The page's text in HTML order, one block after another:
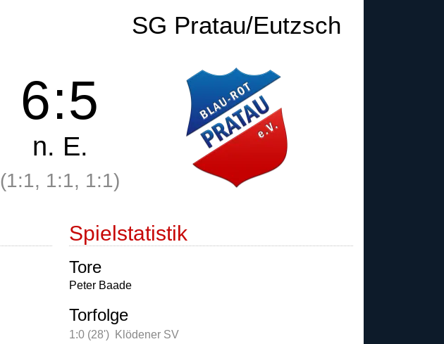
SG Pratau/Eutzsch
6:5
n. E.
(1:1, 1:1, 1:1)
Spielstatistik
Tore
Peter Baade
Torfolge
1:0 (28')
Klödener SV